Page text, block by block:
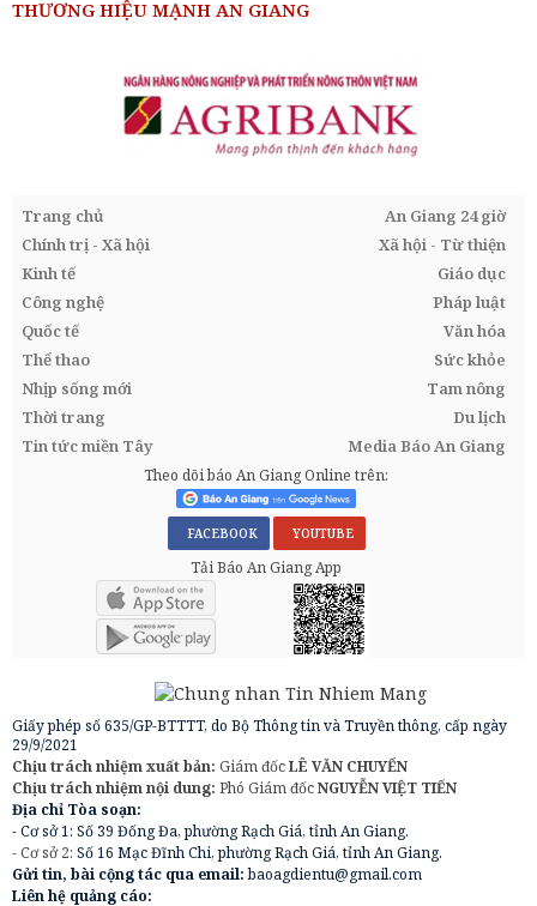
THƯƠNG HIỆU MẠNH AN GIANG
Trang chủ
An Giang 24 giờ
Chính trị - Xã hội
Xã hội - Từ thiện
Kinh tế
Giáo dục
Công nghệ
Pháp luật
Quốc tế
Văn hóa
Thể thao
Sức khỏe
Nhịp sống mới
Tam nông
Thời trang
Du lịch
Tin tức miền Tây
Media Báo An Giang
Theo dõi báo An Giang Online trên:
FACEBOOK YOUTUBE
Tải Báo An Giang App
Giấy phép số 635/GP-BTTTT, do Bộ Thông tin và Truyền thông, cấp ngày
29/9/2021
Chịu trách nhiệm xuất bản: Giám đốcLÊ VĂN CHUYỂN
Chịu trách nhiệm nội dung: Phó Giám đốcNGUYỄN VIỆT TIẾN
Địa chỉ Tòa soạn:
- Cơ sở 1: Số 39 Đống Đa, phường Rạch Giá, tỉnh An Giang.
- Cơ sở 2: Số 16 Mạc Đĩnh Chi, phường Rạch Giá, tỉnh An Giang.
Gửi tin, bài cộng tác qua email:baoagdientu@gmail.com
Liên hệ quảng cáo: